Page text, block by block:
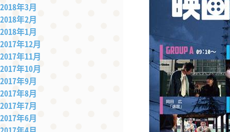
2018年3月
2018年2月
2018年1月
2017年12月
2017年11月
2017年10月
2017年9月
2017年8月
2017年7月
2017年6月